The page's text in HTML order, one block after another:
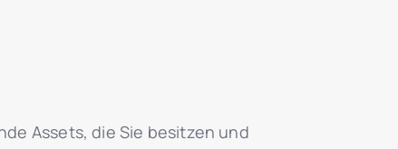
Assets, die Sie besitzen und